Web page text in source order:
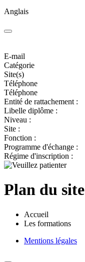
Anglais
E-mail
Catégorie
Site(s)
Téléphone
Téléphone
Entité de rattachement :
Libelle diplôme :
Niveau :
Site :
Fonction :
Programme d'échange :
Régime d'inscription :
Plan du site
Accueil
Les formations
Mentions légales